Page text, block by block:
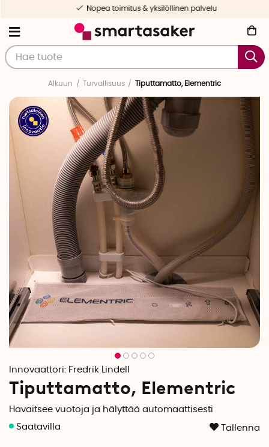
Nopea toimitus & yksilöllinen palvelu
Alkuun Turvallisuus Tiputtamatto, Elementric
Innovaattori: Fredrik Lindell
Tiputtamatto, Elementric
Havaitsee vuotoja ja hälyttää automaattisesti
Tallenna